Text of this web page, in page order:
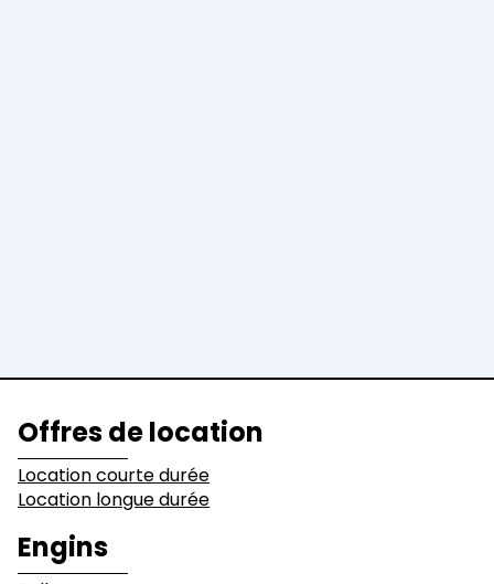
Bâtiments
Offres de location
Location courte durée
Location longue durée
Engins